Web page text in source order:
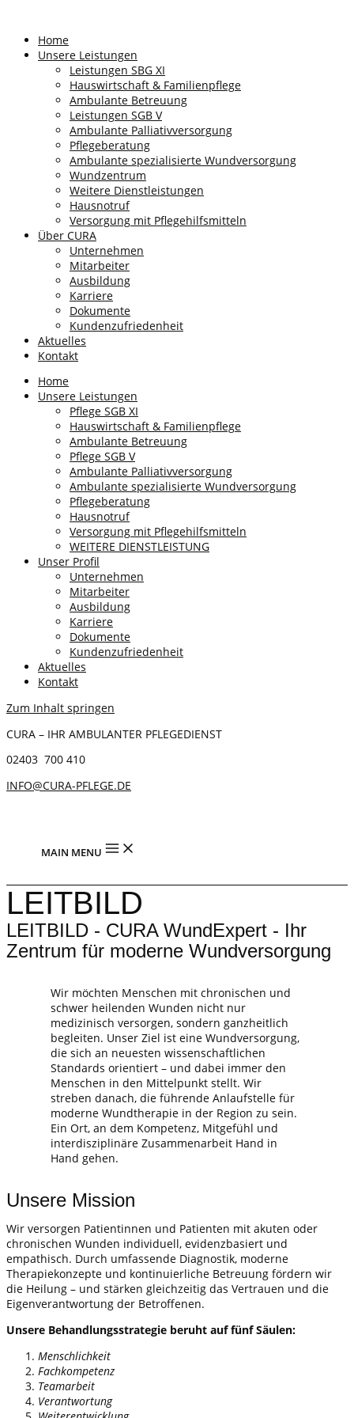
Home
Unsere Leistungen
Leistungen SBG XI
Hauswirtschaft & Familienpflege
Ambulante Betreuung
Leistungen SGB V
Ambulante Palliativversorgung
Pflegeberatung
Ambulante spezialisierte Wundversorgung
Wundzentrum
Weitere Dienstleistungen
Hausnotruf
Versorgung mit Pflegehilfsmitteln
Über CURA
Unternehmen
Mitarbeiter
Ausbildung
Karriere
Dokumente
Kundenzufriedenheit
Aktuelles
Kontakt
Home
Unsere Leistungen
Pflege SGB XI
Hauswirtschaft & Familienpflege
Ambulante Betreuung
Pflege SGB V
Ambulante Palliativversorgung
Ambulante spezialisierte Wundversorgung
Pflegeberatung
Hausnotruf
Versorgung mit Pflegehilfsmitteln
WEITERE DIENSTLEISTUNG
Unser Profil
Unternehmen
Mitarbeiter
Ausbildung
Karriere
Dokumente
Kundenzufriedenheit
Aktuelles
Kontakt
Zum Inhalt springen
CURA – IHR AMBULANTER PFLEGEDIENST
02403 700 410
INFO@CURA-PFLEGE.DE
MAIN MENU
LEITBILD
LEITBILD - CURA WundExpert - Ihr
Zentrum für moderne Wundversorgung
Wir möchten Menschen mit chronischen und
schwer heilenden Wunden nicht nur
medizinisch versorgen, sondern ganzheitlich
begleiten. Unser Ziel ist eine Wundversorgung,
die sich an neuesten wissenschaftlichen
Standards orientiert – und dabei immer den
Menschen in den Mittelpunkt stellt. Wir
streben danach, die führende Anlaufstelle für
moderne Wundtherapie in der Region zu sein.
Ein Ort, an dem Kompetenz, Mitgefühl und
interdisziplinäre Zusammenarbeit Hand in
Hand gehen.
Unsere Mission
Wir versorgen Patientinnen und Patienten mit akuten oder
chronischen Wunden individuell, evidenzbasiert und
empathisch. Durch umfassende Diagnostik, moderne
Therapiekonzepte und kontinuierliche Betreuung fördern wir
die Heilung – und stärken gleichzeitig das Vertrauen und die
Eigenverantwortung der Betroffenen.
Unsere Behandlungsstrategie beruht auf fünf Säulen:
Menschlichkeit
Fachkompetenz
Teamarbeit
Verantwortung